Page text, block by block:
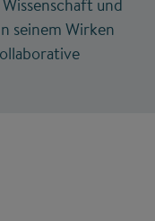
und
seinem Wirken